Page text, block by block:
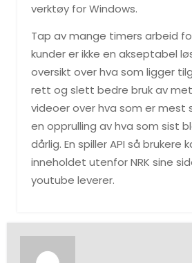
verktøy for Windows.
Tap av mange timers arbeid
kunder er ikke en akseptabel
oversikt over hva som ligger
rett og slett bedre bruk av
videoer over hva som er mest
en opprulling av hva som sist
dårlig. En spiller API så brukere
inneholdet utenfor NRK sine
youtube leverer.